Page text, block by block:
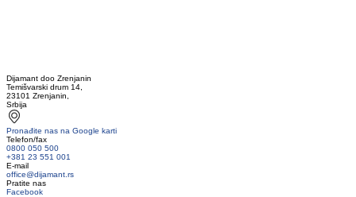
Dijamant doo Zrenjanin
Temišvarski drum 14,
23101 Zrenjanin,
Srbija
Pronađite nas na Google karti
Telefon/fax
0800 050 500
+381 23 551 001
E-mail
office@dijamant.rs
Pratite nas
Facebook